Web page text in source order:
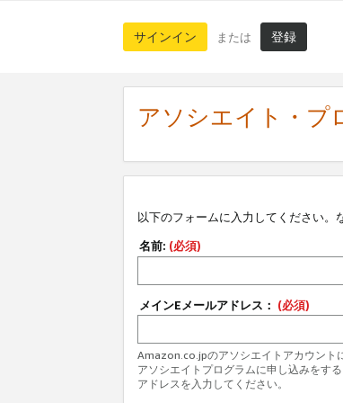
サインイン または 登録
アソシエイト・プ
以下のフォームに入力してください。
名前: (必須)
メインEメールアドレス： (必須)
Amazon.co.jpのアソシエイトアカウント
アソシエイトプログラムに申し込みをす
アドレスを入力してください。